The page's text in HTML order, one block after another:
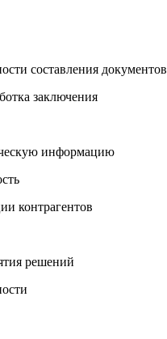
составления документов
заключения
информацию
контрагентов
решений